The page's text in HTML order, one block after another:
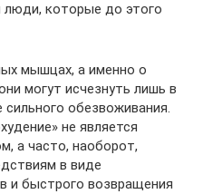
которые до этого
мышцах, а именно о
могут исчезнуть лишь в
обезвоживания.
не является
а часто, наоборот,
в виде
и быстрого возвращения